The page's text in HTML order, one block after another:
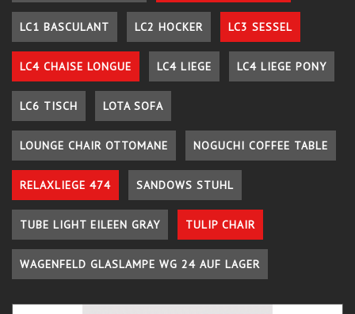
LC1 BASCULANT LC2 HOCKER LC3 SESSEL
LC4 CHAISE LONGUE LC4 LIEGE LC4 LIEGE PONY
LC6 TISCH LOTA SOFA
LOUNGE CHAIR OTTOMANE NOGUCHI COFFEE TABLE
RELAXLIEGE 474 SANDOWS STUHL
TUBE LIGHT EILEEN GRAY TULIP CHAIR
WAGENFELD GLASLAMPE WG 24 AUF LAGER